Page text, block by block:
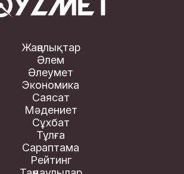
Жаңалықтар
Әлем
Әлеумет
Экономика
Саясат
Мәдениет
Сұхбат
Тұлға
Сараптама
Рейтинг